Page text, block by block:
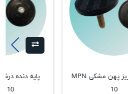
پایه دنده ریز پهن مشکی MPN
10
پایه دنده
10